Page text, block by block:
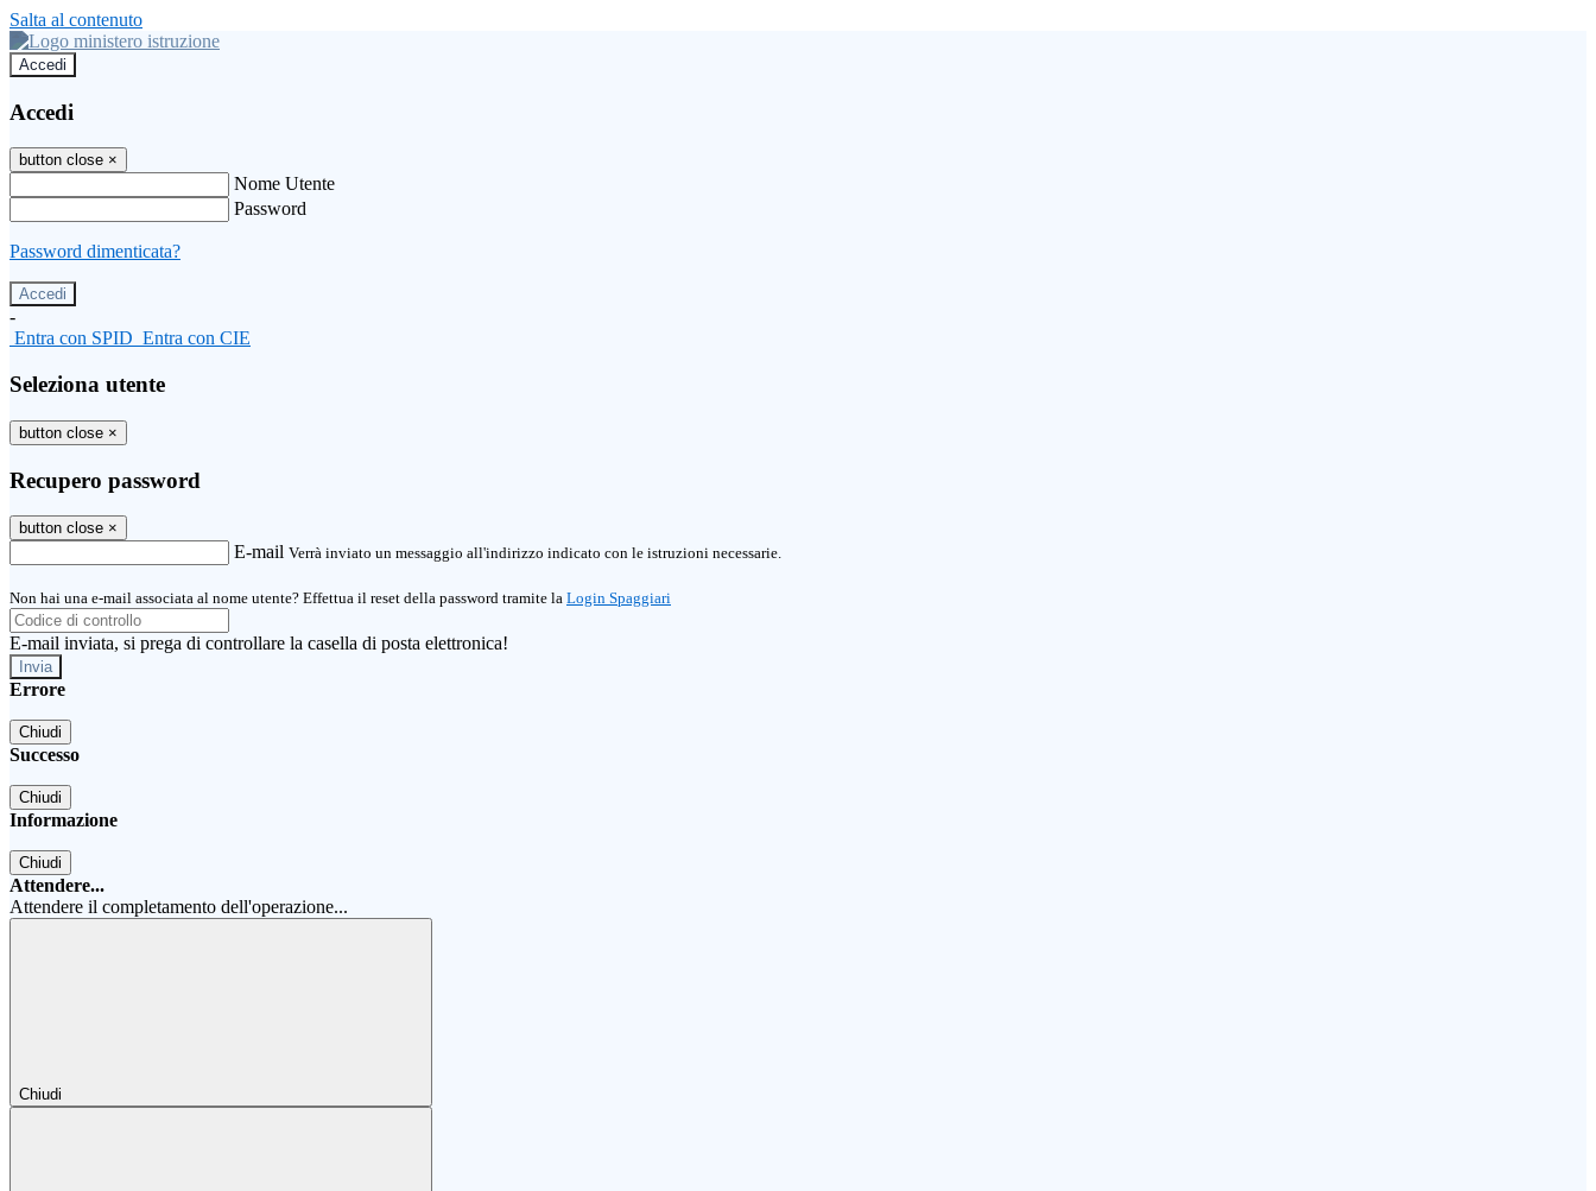
Salta al contenuto
Accedi
Accedi
button close ×
Nome Utente
Password
Password dimenticata?
-
Entra con SPID Entra con CIE
Seleziona utente
button close ×
Recupero password
button close ×
E-mail Verrà inviato un messaggio all'indirizzo indicato con le istruzioni necessarie.
Non hai una e-mail associata al nome utente? Effettua il reset della password tramite la Login Spaggiari
E-mail inviata, si prega di controllare la casella di posta elettronica!
Errore
Chiudi
Successo
Chiudi
Informazione
Chiudi
Attendere...
Attendere il completamento dell'operazione...
Chiudi